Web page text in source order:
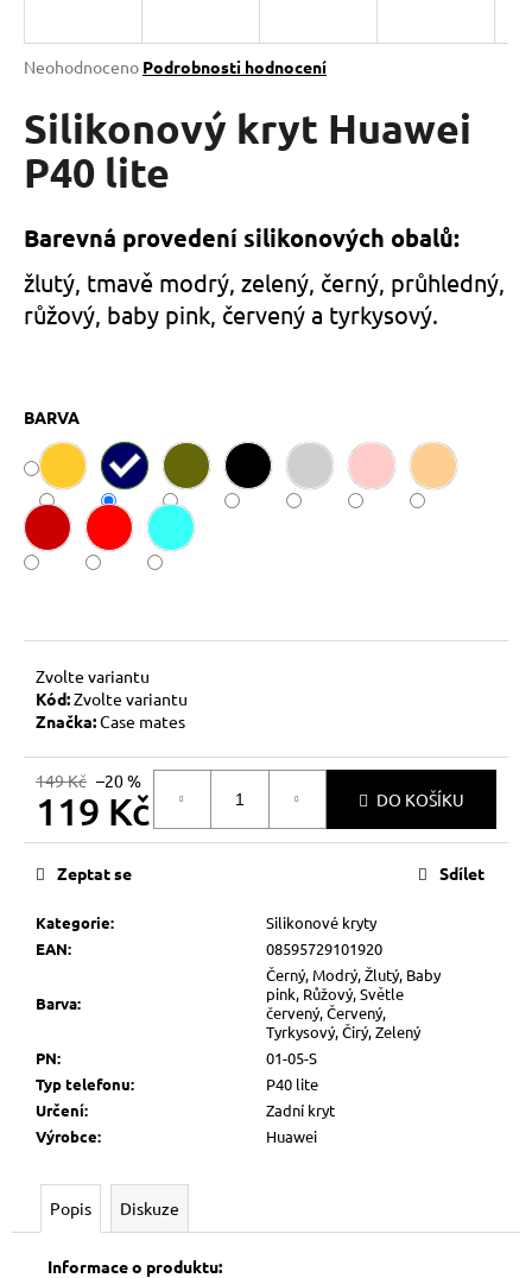
Průměrné
produktu
je
0,0
Neohodnoceno Podrobnosti hodnocení
Silikonový kryt Huawei
P40 lite
Barevná provedení silikonových obalů:
žlutý, tmavě modrý, zelený, černý, průhledný,
růžový, baby pink, červený a tyrkysový.
BARVA
Zvolte variantu
Kód:Zvolte variantu
Značka:Case mates
149 Kč –20 %
119 Kč
Měrná
DO KOŠÍKU
Kategorie:
Silikonové kryty
EAN: 08595729101920
Barva:
Černý, Modrý, Žlutý, Baby
pink, Růžový, Světle
červený, Červený,
Tyrkysový, Čirý, Zelený
PN:
01-05-S
Typ telefonu:
P40 lite
Určení:
Zadní kryt
Výrobce: Huawei
Zeptat se Sdílet
Popis Diskuze
Informace o produktu:
j
t
?
HLEDAT
o
p
o
r
u
č
u
m
e